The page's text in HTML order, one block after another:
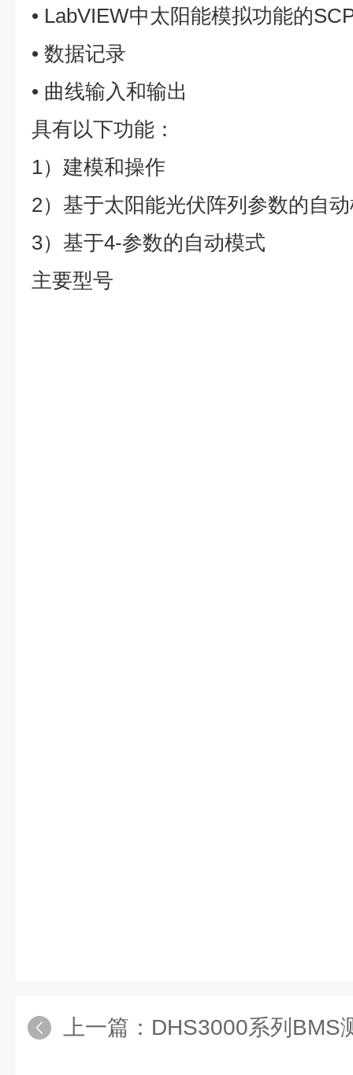
• LabVIEW中太阳能模拟功能的
• 数据记录
• 曲线输入和输出
具有以下功能：
1）建模和操作
2）基于太阳能光伏阵列参数的自
3）基于4-参数的自动模式
主要型号
上一篇： DHS3000系列BMS